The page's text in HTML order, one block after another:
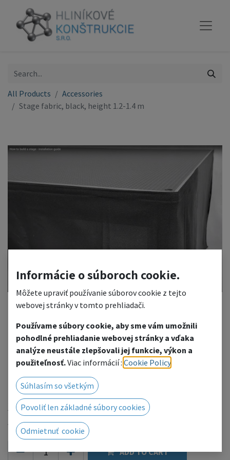
All Products
Accessories
Stage fabric, black, height 1.2-1.4 m
Stage fabric, black, height
1.2-1.4 m
For internal use
39.36€
with VAT (39.36€/m)
ADD TO CART
Informácie o súboroch cookie.
Môžete upraviť používanie súborov cookie z tejto
webovej stránky v tomto prehliadači.
Používame súbory cookie, aby sme vám umožnili
pohodlné prehliadanie webovej stránky a vďaka
analýze neustále zlepšovali jej funkcie, výkon a
použiteľnosť.Viac informácií : Cookie Policy
Súhlasím so všetkým
Povoliť len základné súbory cookies
Odmietnuť cookie